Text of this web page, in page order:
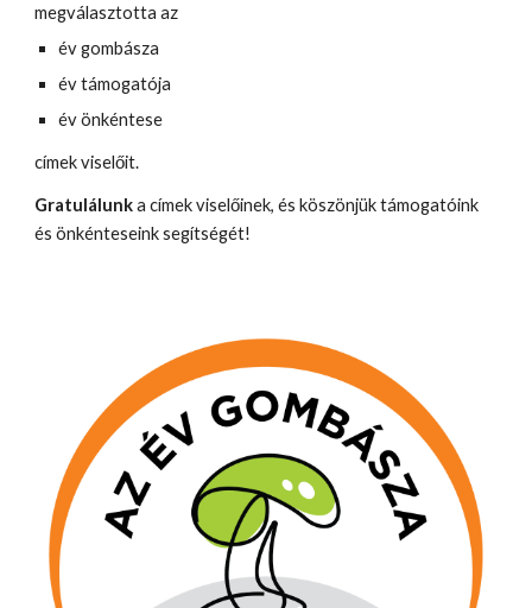
megválasztotta az
év gombásza
év támogatója
év önkéntese
címek viselőit.
Gratulálunka címek viselőinek, és köszönjük támogatóink
és önkénteseink segítségét!